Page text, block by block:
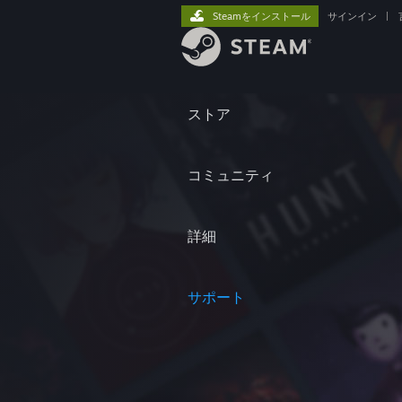
ストア
コミュニティ
詳細
サポート
Steamをインストール サインイン